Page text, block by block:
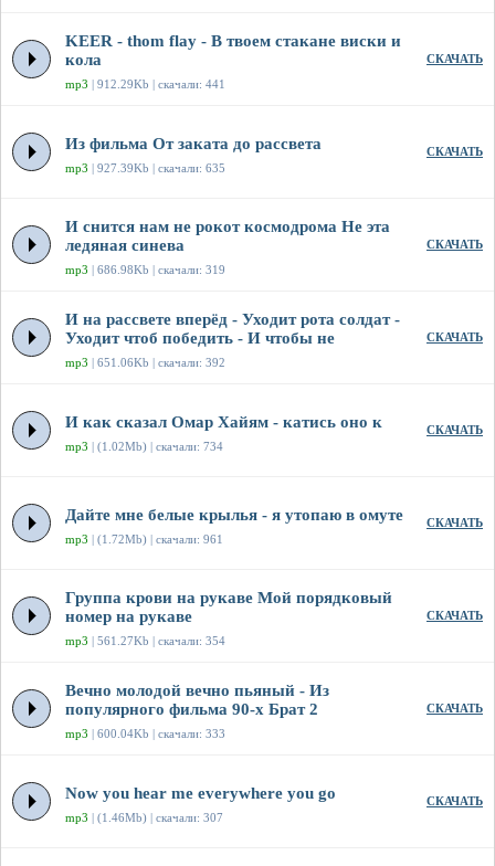
KEER - thom flay - В твоем стакане виски и
кола
mp3 | 912.29Kb | скачали: 441
СКАЧАТЬ
Из фильма От заката до рассвета
mp3 | 927.39Kb | скачали: 635
СКАЧАТЬ
И снится нам не рокот космодрома Не эта
ледяная синева
mp3 | 686.98Kb | скачали: 319
СКАЧАТЬ
И на рассвете вперёд - Уходит рота солдат -
Уходит чтоб победить - И чтобы не
mp3 | 651.06Kb | скачали: 392
СКАЧАТЬ
И как сказал Омар Хайям - катись оно к
mp3 | (1.02Mb) | скачали: 734
СКАЧАТЬ
Дайте мне белые крылья - я утопаю в омуте
mp3 | (1.72Mb) | скачали: 961
СКАЧАТЬ
Группа крови на рукаве Мой порядковый
номер на рукаве
mp3 | 561.27Kb | скачали: 354
СКАЧАТЬ
Вечно молодой вечно пьяный - Из
популярного фильма 90-х Брат 2
mp3 | 600.04Kb | скачали: 333
СКАЧАТЬ
Now you hear me everywhere you go
mp3 | (1.46Mb) | скачали: 307
СКАЧАТЬ